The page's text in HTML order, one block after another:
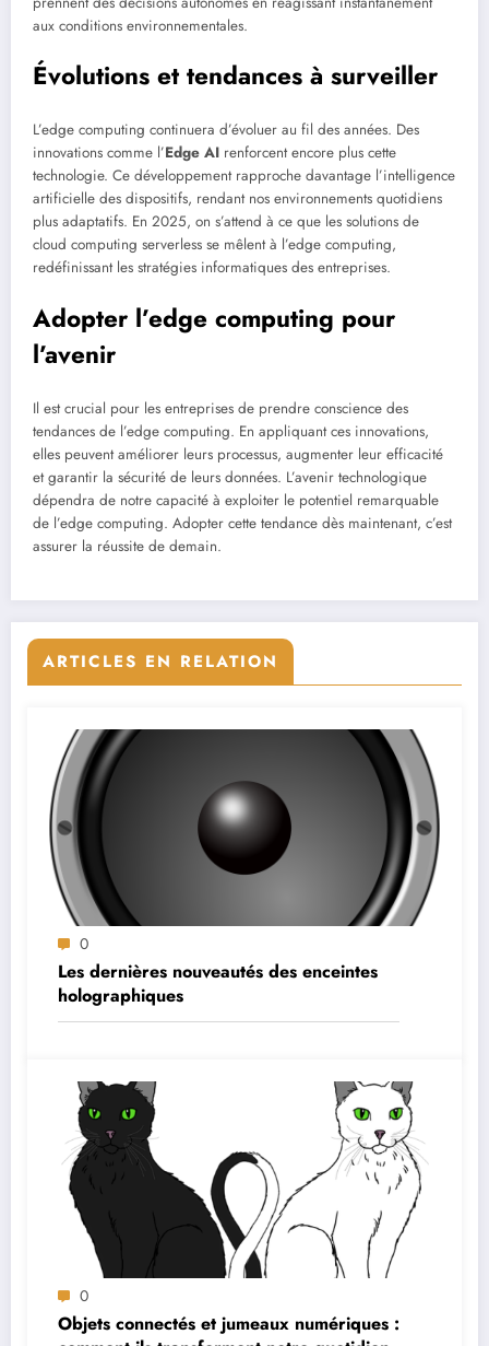
aux conditions environnementales.
Évolutions et tendances à surveiller
L’edge computing continuera d’évoluer au fil des années. Des
innovations comme l’Edge AI renforcent encore plus cette
technologie. Ce développement rapproche davantage l’intelligence
artificielle des dispositifs, rendant nos environnements quotidiens
plus adaptatifs. En 2025, on s’attend à ce que les solutions de
cloud computing serverless se mêlent à l’edge computing,
redéfinissant les stratégies informatiques des entreprises.
Adopter l’edge computing pour
l’avenir
Il est crucial pour les entreprises de prendre conscience des
tendances de l’edge computing. En appliquant ces innovations,
elles peuvent améliorer leurs processus, augmenter leur efficacité
et garantir la sécurité de leurs données. L’avenir technologique
dépendra de notre capacité à exploiter le potentiel remarquable
de l’edge computing. Adopter cette tendance dès maintenant, c’est
assurer la réussite de demain.
ARTICLES EN RELATION
0
Les dernières nouveautés des enceintes
holographiques
0
Objets connectés et jumeaux numériques :